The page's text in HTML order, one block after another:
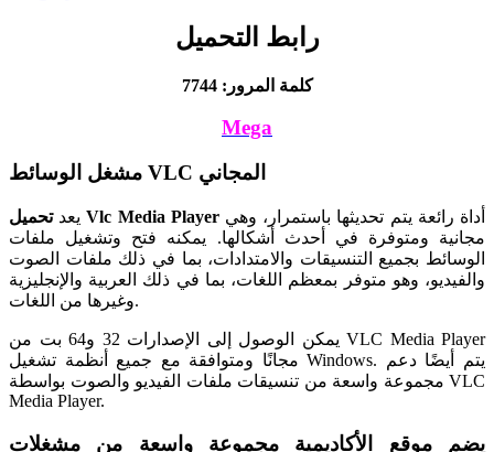
رابط التحميل
كلمة المرور: 7744
Mega
مشغل الوسائط VLC المجاني
يعد تحميل Vlc Media Playerأداة رائعة يتم تحديثها باستمرار، وهي
مجانية ومتوفرة في أحدث أشكالها. يمكنه فتح وتشغيل ملفات
الوسائط بجميع التنسيقات والامتدادات، بما في ذلك ملفات الصوت
والفيديو، وهو متوفر بمعظم اللغات، بما في ذلك العربية والإنجليزية
وغيرها من اللغات.
يمكن الوصول إلى الإصدارات 32 و64 بت من VLC Media Player
مجانًا ومتوافقة مع جميع أنظمة تشغيل Windows. يتم أيضًا دعم
مجموعة واسعة من تنسيقات ملفات الفيديو والصوت بواسطة VLC
Media Player.
يضم موقع الأكاديمية مجموعة واسعة من مشغلات